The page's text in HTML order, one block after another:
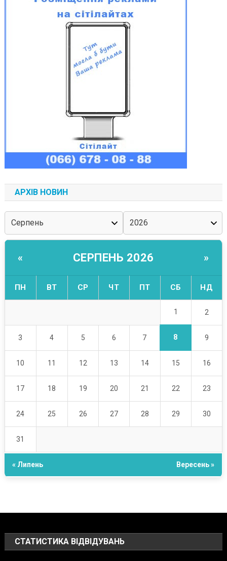
АРХІВ НОВИН
« СЕРПЕНЬ 2026 »
ПН ВТ СР ЧТ ПТ СБ НД
1 2
3 4 5 6 7 8 9
10 11 12 13 14 15 16
17 18 19 20 21 22 23
24 25 26 27 28 29 30
31
« Липень Вересень »
СТАТИСТИКА ВІДВІДУВАНЬ